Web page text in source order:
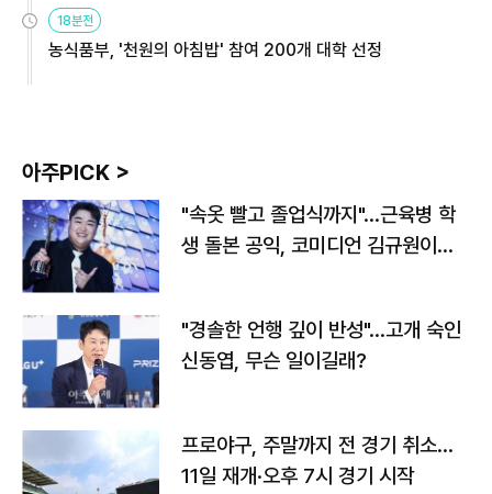
18분전
농식품부, '천원의 아침밥' 참여 200개 대학 선정
아주PICK >
"속옷 빨고 졸업식까지"…근육병 학
생 돌본 공익, 코미디언 김규원이었
"경솔한 언행 깊이 반성"…고개 숙인
신동엽, 무슨 일이길래?
프로야구, 주말까지 전 경기 취소…
11일 재개·오후 7시 경기 시작